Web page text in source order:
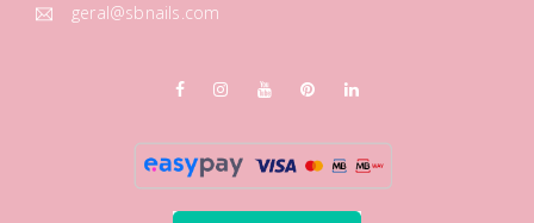
geral@sbnails.com